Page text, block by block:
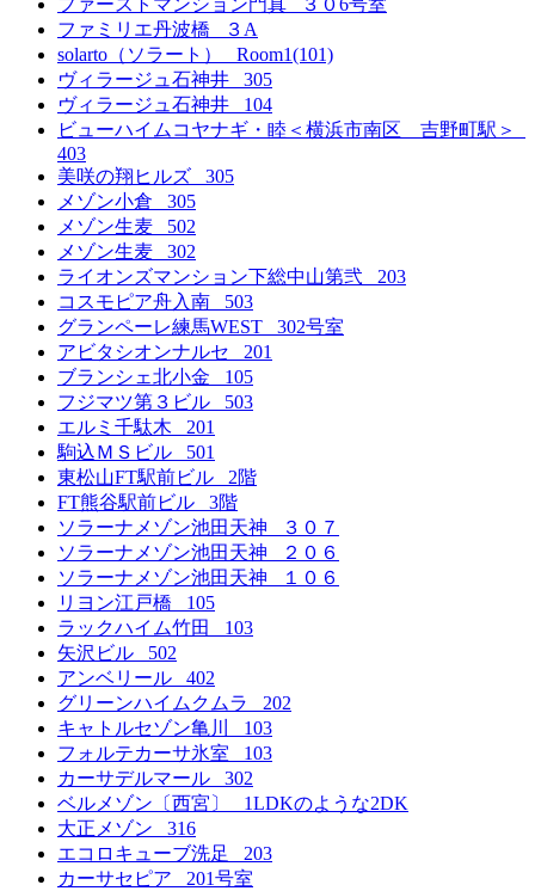
ファミリエ丹波橋 ３A
solarto（ソラート） Room1(101)
ヴィラージュ石神井 305
ヴィラージュ石神井 104
ビューハイムコヤナギ・睦＜横浜市南区 吉野町駅＞
403
美咲の翔ヒルズ 305
メゾン小倉 305
メゾン生麦 502
メゾン生麦 302
ライオンズマンション下総中山第弐 203
コスモピア舟入南 503
グランペーレ練馬WEST 302号室
アビタシオンナルセ 201
ブランシェ北小金 105
フジマツ第３ビル 503
エルミ千駄木 201
駒込ＭＳビル 501
東松山FT駅前ビル 2階
FT熊谷駅前ビル 3階
ソラーナメゾン池田天神 ３０７
ソラーナメゾン池田天神 ２０６
ソラーナメゾン池田天神 １０６
リヨン江戸橋 105
ラックハイム竹田 103
矢沢ビル 502
アンベリール 402
グリーンハイムクムラ 202
キャトルセゾン亀川 103
フォルテカーサ氷室 103
カーサデルマール 302
ベルメゾン〔西宮〕 1LDKのような2DK
大正メゾン 316
エコロキューブ洗足 203
カーサセピア 201号室